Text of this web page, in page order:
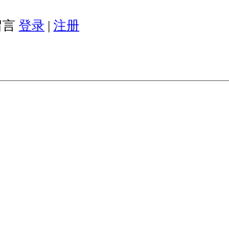
言 登录 | 注册